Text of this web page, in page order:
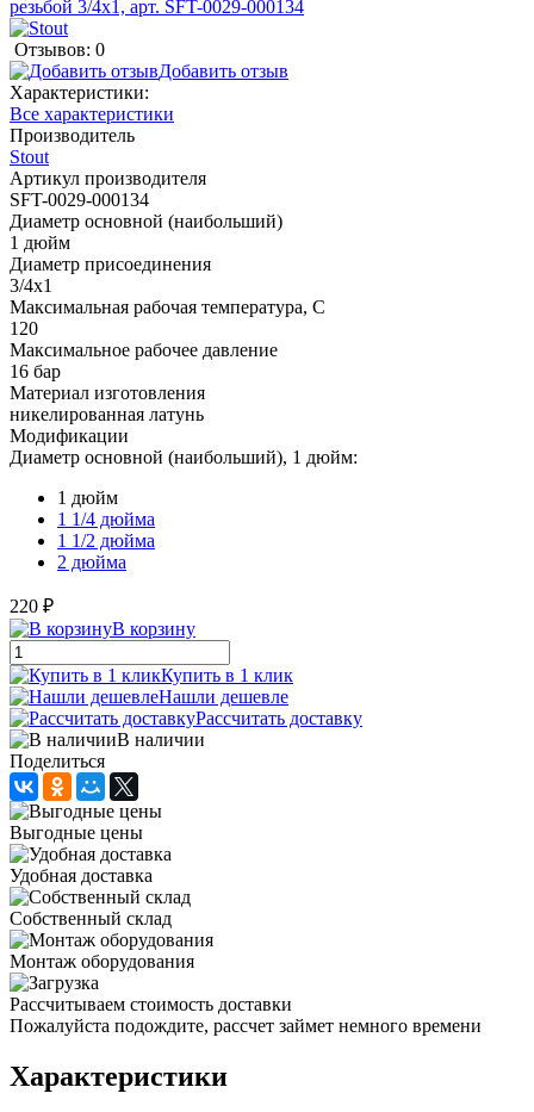
Отзывов: 0
Добавить отзыв
Характеристики:
Все характеристики
Производитель
Stout
Артикул производителя
SFT-0029-000134
Диаметр основной (наибольший)
1 дюйм
Диаметр присоединения
3/4х1
Максимальная рабочая температура, С
120
Максимальное рабочее давление
16 бар
Материал изготовления
никелированная латунь
Модификации
Диаметр основной (наибольший), 1 дюйм:
1 дюйм
1 1/4 дюйма
1 1/2 дюйма
2 дюйма
220 ₽
В корзину
Купить в 1 клик
Нашли дешевле
Рассчитать доставку
В наличии
Поделиться
Выгодные цены
Удобная доставка
Собственный склад
Монтаж оборудования
Рассчитываем стоимость доставки
Пожалуйста подождите, рассчет займет немного времени
Характеристики